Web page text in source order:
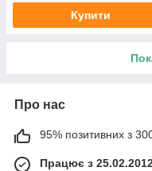
Купити
Про нас
95% позитивних з 300
Працює з